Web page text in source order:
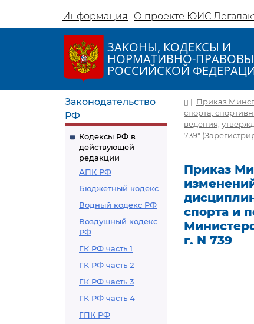
Информация О проекте ЮИС
ЗАКОНЫ, КОДЕКСЫ И
НОРМАТИВНО-
РОССИЙСКОЙ
Законодательство
РФ
Кодексы РФ в
действующей
редакции
АПК РФ
Бюджетный кодекс
Водный кодекс РФ
Воздушный кодекс
РФ
ГК РФ часть 1
ГК РФ часть 2
ГК РФ часть 3
ГК РФ часть 4
ГПК РФ
| Приказ
спорта,
ведения,
739"
Приказ
спорта и
г. N 739